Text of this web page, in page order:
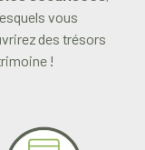
vous
des trésors
!